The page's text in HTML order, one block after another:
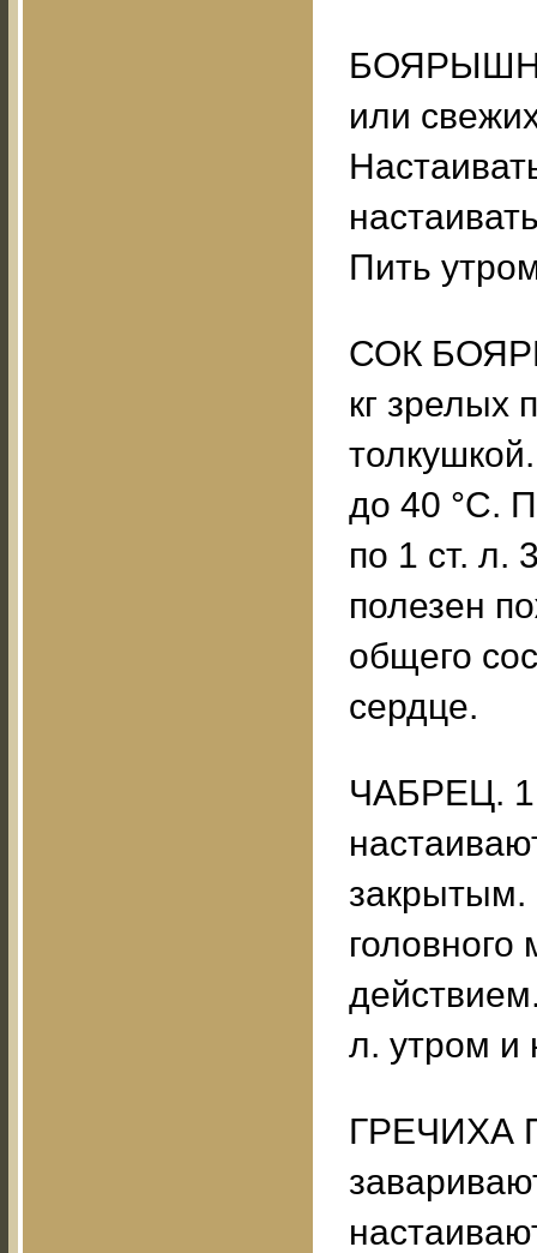
или
Пить
СОК
кг зрелых
до 40 °С.
по 1 ст. л.
полезен
общего
сердце.
ЧАБРЕЦ. 1
закрытым.
л. утром и
ГРЕЧИХА